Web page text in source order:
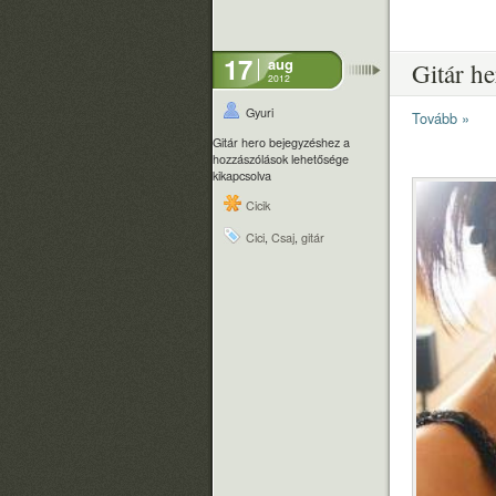
17 aug
2012
Gyuri
Gitár hero bejegyzéshez a
hozzászólások lehetősége
kikapcsolva
Cicik
Cici Csaj gitár
Gitár
Tovább »